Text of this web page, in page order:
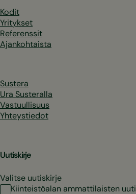
Kodit
Yritykset
Referenssit
Ajankohtaista
Sustera
Ura Susteralla
Vastuullisuus
Yhteystiedot
Uutiskirje
Valitse uutiskirje
Kiinteistöalan ammattilaisten